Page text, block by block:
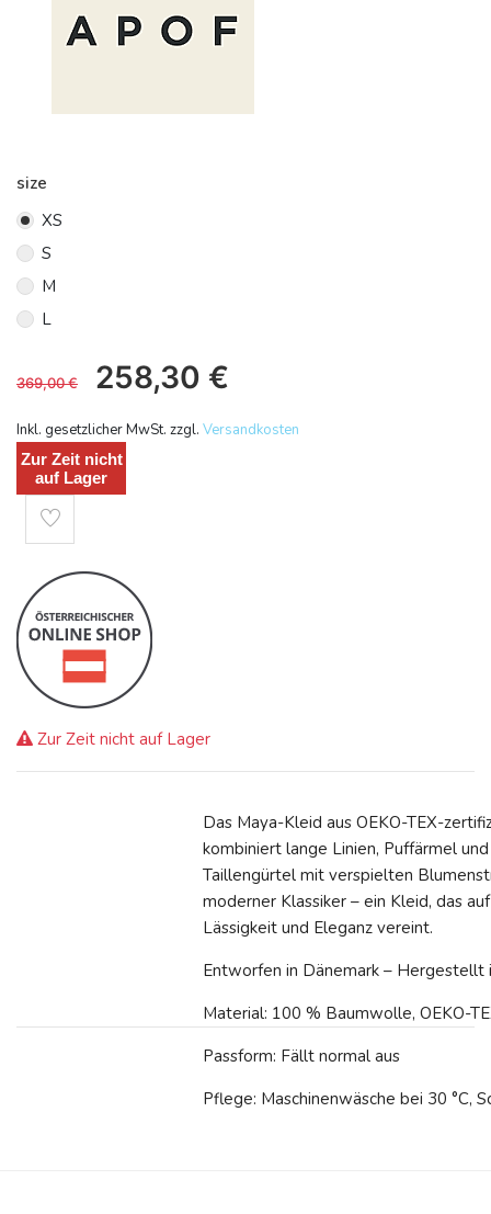
size
XS
S
M
L
369,00€ 258,30 €
Inkl. gesetzlicher MwSt. zzgl. Versandkosten
Zur Zeit nicht
auf Lager
Zur Zeit nicht auf Lager
Das Maya-Kleid aus OEKO-TEX-
kombiniert lange Linien, Puffärmel
Taillengürtel mit verspielten
moderner Klassiker – ein Kleid, das
Lässigkeit und Eleganz vereint.
Entworfen in Dänemark – Hergestellt
Material: 100 % Baumwolle, OEKO-
Passform: Fällt normal aus
Pflege: Maschinenwäsche bei 30 °C,